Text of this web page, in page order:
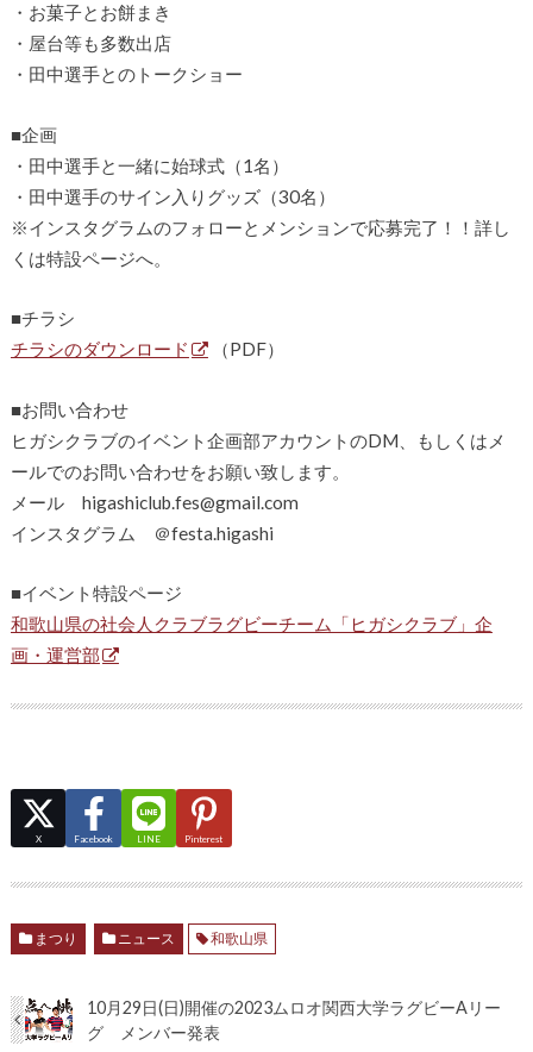
・お菓子とお餅まき
・屋台等も多数出店
・田中選手とのトークショー
■企画
・田中選手と一緒に始球式（1名）
・田中選手のサイン入りグッズ（30名）
※インスタグラムのフォローとメンションで応募完了！！詳し
くは特設ページへ。
■チラシ
チラシのダウンロード
（PDF）
■お問い合わせ
ヒガシクラブのイベント企画部アカウントのDM、もしくはメ
ールでのお問い合わせをお願い致します。
メール higashiclub.fes@gmail.com
インスタグラム ＠festa.higashi
■イベント特設ページ
和歌山県の社会人クラブラグビーチーム「ヒガシクラブ」企
画・運営部
X Facebook LINE Pinterest
まつり ニュース 和歌山県
10月29日(日)開催の2023ムロオ関西大学ラグビーAリー
グ メンバー発表